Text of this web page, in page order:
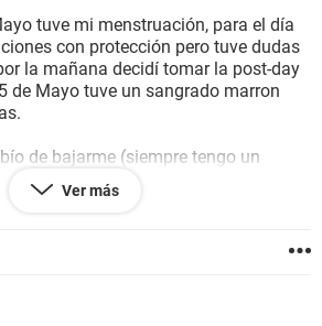
tuve mi menstruación, para el día
con protección pero tuve dudas
la mañana decidí tomar la post-day
de Mayo tuve un sangrado marron
de bajarme (siempre tengo un
mes anterior). Me he realizado dos
una hace unas 3 semanas y la otra
que este embarazada pero aún
Ver más